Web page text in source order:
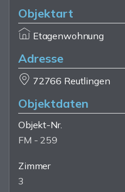
Objektart
Etagenwohnung
Adresse
72766 Reutlingen
Objektdaten
Objekt-Nr.
FM - 259
Zimmer
3